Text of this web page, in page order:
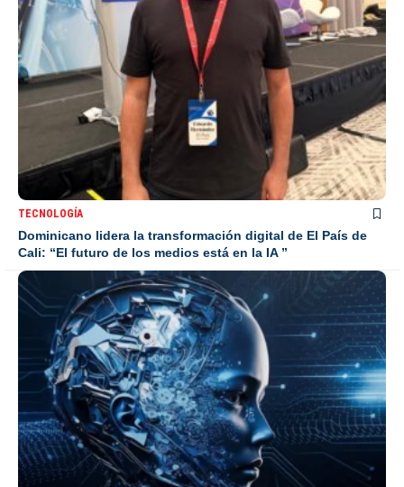
TECNOLOGÍA
Dominicano lidera la transformación digital de El País de
Cali: “El futuro de los medios está en la IA ”